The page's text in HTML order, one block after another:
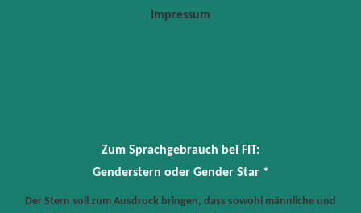
Impressum
Zum Sprachgebrauch bei FIT:
Genderstern oder Gender Star *
Der Stern soll zum Ausdruck bringen, dass sowohl männliche und